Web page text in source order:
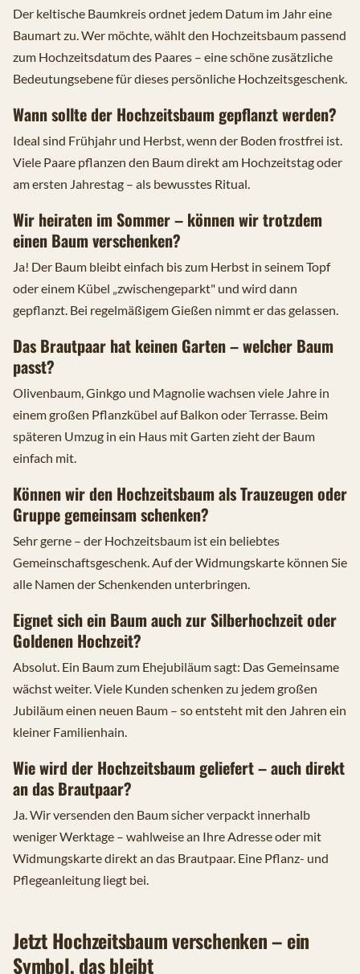
Der keltische Baumkreis ordnet jedem Datum im Jahr eine
Baumart zu. Wer möchte, wählt den Hochzeitsbaum passend
zum Hochzeitsdatum des Paares – eine schöne zusätzliche
Bedeutungsebene für dieses persönliche Hochzeitsgeschenk.
Wann sollte der Hochzeitsbaum gepflanzt werden?
Ideal sind Frühjahr und Herbst, wenn der Boden frostfrei ist.
Viele Paare pflanzen den Baum direkt am Hochzeitstag oder
am ersten Jahrestag – als bewusstes Ritual.
Wir heiraten im Sommer – können wir trotzdem
einen Baum verschenken?
Ja! Der Baum bleibt einfach bis zum Herbst in seinem Topf
oder einem Kübel „zwischengeparkt" und wird dann
gepflanzt. Bei regelmäßigem Gießen nimmt er das gelassen.
Das Brautpaar hat keinen Garten – welcher Baum
passt?
Olivenbaum, Ginkgo und Magnolie wachsen viele Jahre in
einem großen Pflanzkübel auf Balkon oder Terrasse. Beim
späteren Umzug in ein Haus mit Garten zieht der Baum
einfach mit.
Können wir den Hochzeitsbaum als Trauzeugen oder
Gruppe gemeinsam schenken?
Sehr gerne – der Hochzeitsbaum ist ein beliebtes
Gemeinschaftsgeschenk. Auf der Widmungskarte können Sie
alle Namen der Schenkenden unterbringen.
Eignet sich ein Baum auch zur Silberhochzeit oder
Goldenen Hochzeit?
Absolut. Ein Baum zum Ehejubiläum sagt: Das Gemeinsame
wächst weiter. Viele Kunden schenken zu jedem großen
Jubiläum einen neuen Baum – so entsteht mit den Jahren ein
kleiner Familienhain.
Wie wird der Hochzeitsbaum geliefert – auch direkt
an das Brautpaar?
Ja. Wir versenden den Baum sicher verpackt innerhalb
weniger Werktage – wahlweise an Ihre Adresse oder mit
Widmungskarte direkt an das Brautpaar. Eine Pflanz- und
Pflegeanleitung liegt bei.
Jetzt Hochzeitsbaum verschenken – ein
Symbol, das bleibt